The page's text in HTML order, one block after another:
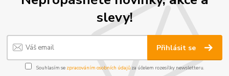
slevy!
Přihlásit se
Souhlasím se zpracováním osobních údajůza účelem rozesílky newsletteru.